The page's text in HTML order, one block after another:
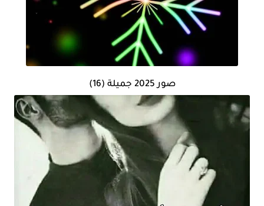
صور 2025 جميلة (16)